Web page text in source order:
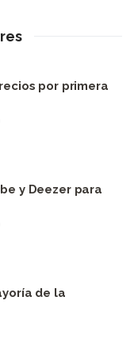
por primera
y Deezer para
de la